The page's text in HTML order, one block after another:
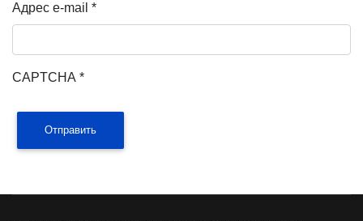
Адрес e-mail *
CAPTCHA *
Отправить